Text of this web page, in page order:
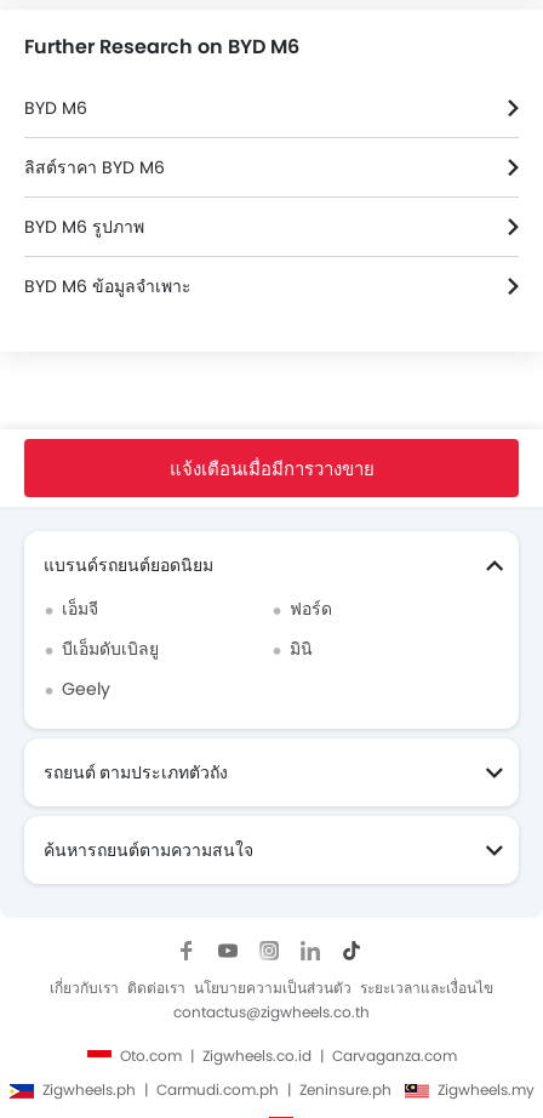
Further Research on BYD M6
BYD M6
ลิสต์ราคา BYD M6
BYD M6 รูปภาพ
BYD M6 ข้อมูลจำเพาะ
แจ้งเตือนเมื่อมีการวางขาย
Search Other รถยนต์
แบรนด์รถยนต์ยอดนิยม
เอ็มจี
ฟอร์ด
บีเอ็มดับเบิลยู
มินิ
Geely
รถยนต์ ตามประเภทตัวถัง
ค้นหารถยนต์ตามความสนใจ
เกี่ยวกับเรา ติดต่อเรา นโยบายความเป็นส่วนตัว ระยะเวลาและเงื่อนไข
contactus@zigwheels.co.th
Oto.com Zigwheels.co.id
Carvaganza.com
Zigwheels.ph
Carmudi.com.ph Zeninsure.ph
Zigwheels.my